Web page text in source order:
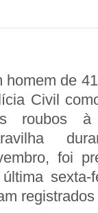
homem de
Civil
roubos
foi
sexta-